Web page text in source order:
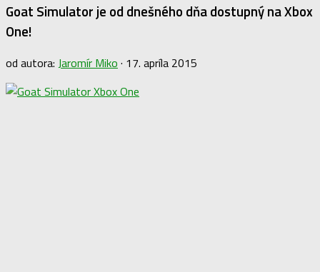
Goat Simulator je od dnešného dňa dostupný na Xbox
One!
od autora: Jaromír Miko · 17. apríla 2015